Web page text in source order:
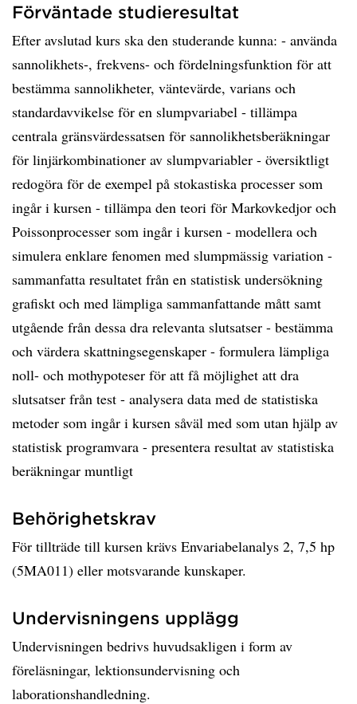
Förväntade studieresultat
Efter avslutad kurs ska den studerande kunna: - använda
sannolikhets-, frekvens- och fördelningsfunktion för att
bestämma sannolikheter, väntevärde, varians och
standardavvikelse för en slumpvariabel - tillämpa
centrala gränsvärdessatsen för sannolikhetsberäkningar
för linjärkombinationer av slumpvariabler - översiktligt
redogöra för de exempel på stokastiska processer som
ingår i kursen - tillämpa den teori för Markovkedjor och
Poissonprocesser som ingår i kursen - modellera och
simulera enklare fenomen med slumpmässig variation -
sammanfatta resultatet från en statistisk undersökning
grafiskt och med lämpliga sammanfattande mått samt
utgående från dessa dra relevanta slutsatser - bestämma
och värdera skattningsegenskaper - formulera lämpliga
noll- och mothypoteser för att få möjlighet att dra
slutsatser från test - analysera data med de statistiska
metoder som ingår i kursen såväl med som utan hjälp av
statistisk programvara - presentera resultat av statistiska
beräkningar muntligt
Behörighetskrav
För tillträde till kursen krävs Envariabelanalys 2, 7,5 hp
(5MA011) eller motsvarande kunskaper.
Undervisningens upplägg
Undervisningen bedrivs huvudsakligen i form av
föreläsningar, lektionsundervisning och
laborationshandledning.